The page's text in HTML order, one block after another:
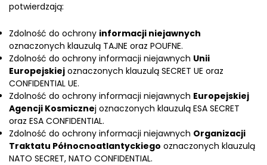
potwierdzają:
Zdolność do ochrony informacji niejawnych
oznaczonych klauzulą TAJNE oraz POUFNE.
Zdolność do ochrony informacji niejawnych Unii
Europejskiej oznaczonych klauzulą SECRET UE oraz
CONFIDENTIAL UE.
Zdolność do ochrony informacji niejawnych Europejskiej
Agencji Kosmicznej oznaczonych klauzulą ESA SECRET
oraz ESA CONFIDENTIAL.
Zdolność do ochrony informacji niejawnych Organizacji
Traktatu Północnoatlantyckiego oznaczonych klauzulą
NATO SECRET, NATO CONFIDENTIAL.